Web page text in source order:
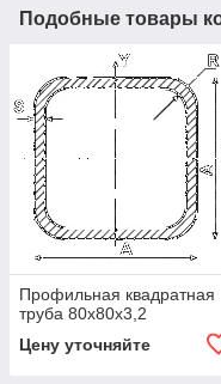
Подобные товары
Профильная квадратная
труба 80х80х3,2
Цену уточняйте